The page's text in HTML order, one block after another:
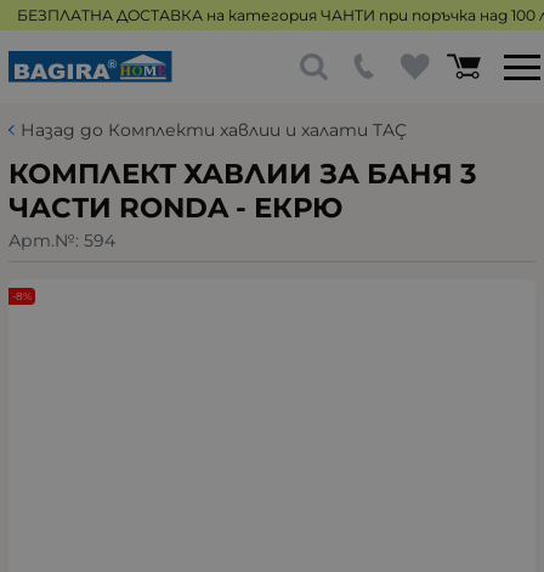
БЕЗПЛАТНА ДОСТАВКА на категория ЧАНТИ при поръчка над 100
Назад до Комплекти хавлии и халати TAÇ
КОМПЛЕКТ ХАВЛИИ ЗА БАНЯ 3
ЧАСТИ RONDA - ЕКРЮ
Арт.№: 594
-8%